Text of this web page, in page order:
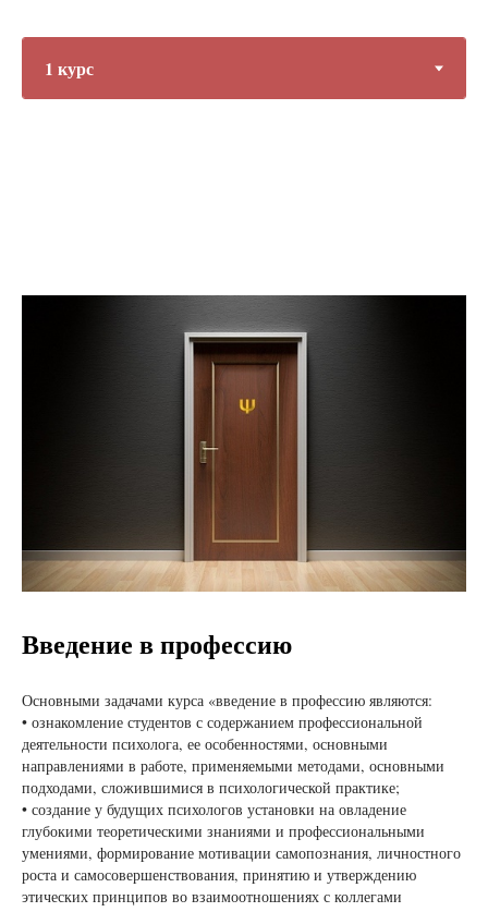
Введение в профессию
Основными задачами курса «введение в профессию являются:
• ознакомление студентов с содержанием профессиональной
деятельности психолога, ее особенностями, основными
направлениями в работе, применяемыми методами, основными
подходами, сложившимися в психологической практике;
• создание у будущих психологов установки на овладение
глубокими теоретическими знаниями и профессиональными
умениями, формирование мотивации самопознания, личностного
роста и самосовершенствования, принятию и утверждению
этических принципов во взаимоотношениях с коллегами